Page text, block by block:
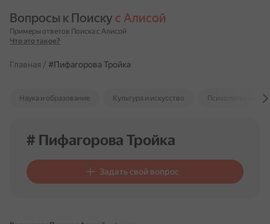
Вопросы к Поиску с Алисой
Примеры ответов Поиска с Алисой
Что это такое?
Главная / #Пифагорова Тройка
Наука и образование Культура и искусство Психология и
# Пифагорова Тройка
Задать свой вопрос